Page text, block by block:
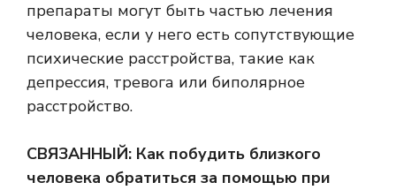
препараты могут быть частью лечения
человека, если у него есть сопутствующие
психические расстройства, такие как
депрессия, тревога или биполярное
расстройство.
СВЯЗАННЫЙ: Как побудить близкого
человека обратиться за помощью при